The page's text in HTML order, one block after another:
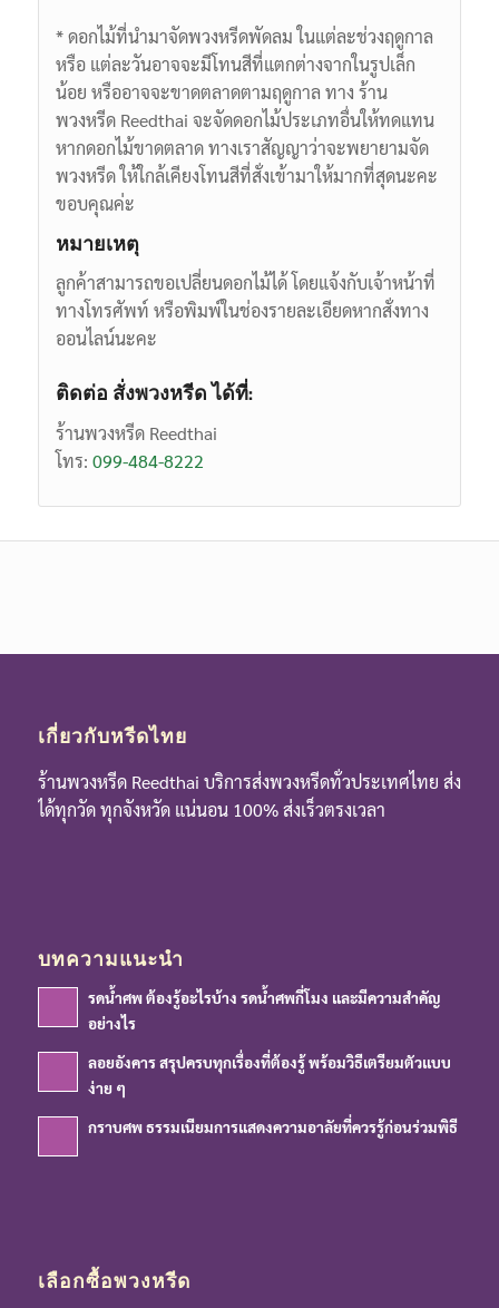
* ดอกไม้ที่นำมาจัดพวงหรีดพัดลม ในแต่ละช่วงฤดูกาล
หรือ แต่ละวันอาจจะมีโทนสีที่แตกต่างจากในรูปเล็ก
น้อย หรืออาจจะขาดตลาดตามฤดูกาล ทาง ร้าน
พวงหรีด Reedthai จะจัดดอกไม้ประเภทอื่นให้ทดแทน
หากดอกไม้ขาดตลาด ทางเราสัญญาว่าจะพยายามจัด
พวงหรีด ให้ใกล้เคียงโทนสีที่สั่งเข้ามาให้มากที่สุดนะคะ
ขอบคุณค่ะ
หมายเหตุ
ลูกค้าสามารถขอเปลี่ยนดอกไม้ได้ โดยแจ้งกับเจ้าหน้าที่
ทางโทรศัพท์ หรือพิมพ์ในช่องรายละเอียดหากสั่งทาง
ออนไลน์นะคะ
ติดต่อ สั่งพวงหรีด ได้ที่:
ร้านพวงหรีด Reedthai
โทร: 099-484-8222
เกี่ยวกับหรีดไทย
ร้านพวงหรีด Reedthai บริการส่งพวงหรีดทั่วประเทศไทย ส่ง
ได้ทุกวัด ทุกจังหวัด แน่นอน 100% ส่งเร็วตรงเวลา
บทความแนะนำ
รดน้ำศพ ต้องรู้อะไรบ้าง รดน้ำศพกี่โมง และมีความสำคัญ
อย่างไร
ลอยอังคาร สรุปครบทุกเรื่องที่ต้องรู้ พร้อมวิธีเตรียมตัวแบบ
ง่าย ๆ
กราบศพ ธรรมเนียมการแสดงความอาลัยที่ควรรู้ก่อนร่วมพิธี
เลือกซื้อพวงหรีด